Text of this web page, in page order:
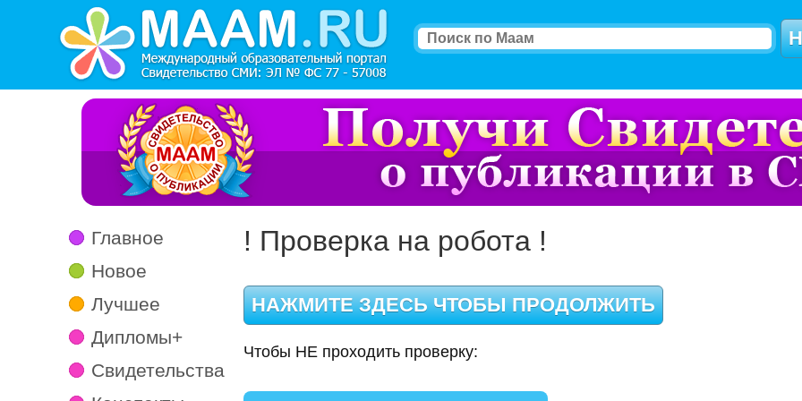
Главное
Новое
Лучшее
Дипломы+
Свидетельства
! Проверка на робота !
Чтобы НЕ проходить проверку: